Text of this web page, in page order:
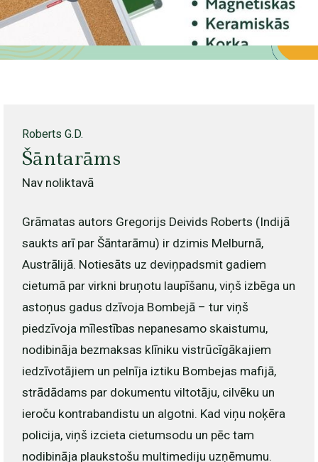
Roberts G.D.
Šāntarāms
Nav noliktavā
Grāmatas autors Gregorijs Deivids Roberts (Indijā
saukts arī par Šāntarāmu) ir dzimis Melburnā,
Austrālijā. Notiesāts uz deviņpadsmit gadiem
cietumā par virkni bruņotu laupīšanu, viņš izbēga un
astoņus gadus dzīvoja Bombejā – tur viņš
piedzīvoja mīlestības nepanesamo skaistumu,
nodibināja bezmaksas klīniku vistrūcīgākajiem
iedzīvotājiem un pelnīja iztiku Bombejas mafijā,
strādādams par dokumentu viltotāju, cilvēku un
ieroču kontrabandistu un algotni. Kad viņu noķēra
policija, viņš izcieta cietumsodu un pēc tam
nodibināja plaukstošu multimediju uzņēmumu.